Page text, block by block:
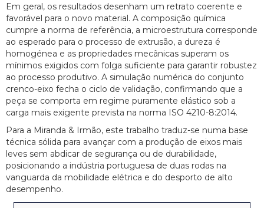
Em geral, os resultados desenham um retrato coerente e
favorável para o novo material. A composição química
cumpre a norma de referência, a microestrutura corresponde
ao esperado para o processo de extrusão, a dureza é
homogénea e as propriedades mecânicas superam os
mínimos exigidos com folga suficiente para garantir robustez
ao processo produtivo. A simulação numérica do conjunto
crenco-eixo fecha o ciclo de validação, confirmando que a
peça se comporta em regime puramente elástico sob a
carga mais exigente prevista na norma ISO 4210-8:2014.
Para a Miranda & Irmão, este trabalho traduz-se numa base
técnica sólida para avançar com a produção de eixos mais
leves sem abdicar de segurança ou de durabilidade,
posicionando a indústria portuguesa de duas rodas na
vanguarda da mobilidade elétrica e do desporto de alto
desempenho.